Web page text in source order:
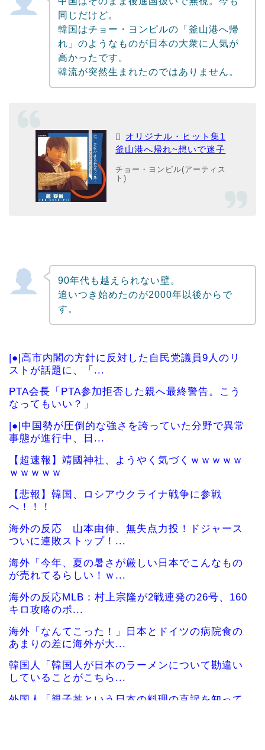
同じだけど。
韓国はチョー・ヨンピルの「釜山港へ帰
れ」のようなものが日本の大衆に人気が
高かったです。
韓流が突然生まれたのではありません。
オリジナル・ヒット集1
釜山港へ帰れ~想いで迷子
チョー・ヨンピル(アーティス
ト)
90年代も越えられない壁。
追いつき始めたのが2000年以後からで
す。
|●|高市内閣の方針に反対した自民党議員9人のリ
ストが話題に、「...
PTA会長「PTA参加拒否した親へ最終警告。こう
なってもいい？」
|●|中国勢が圧倒的な強さを誇っていた分野で異常
事態が進行中、日...
【超速報】靖國神社、ようやく気づくｗｗｗｗｗ
ｗｗｗｗｗ
【悲報】韓国、ロシアウクライナ戦争に参戦
へ！！！
海外の反応 山本由伸、無失点力投！ドジャース
ついに連敗ストップ！...
海外「今年、夏の暑さが厳しい日本でこんなもの
が売れてるらしい！ｗ...
海外の反応MLB：村上宗隆が2戦連発の26号、160
キロ攻略のポ...
海外「なんてこった！」日本とドイツの病院食の
あまりの差に海外が大...
韓国人「韓国人が日本のラーメンについて勘違い
していることがこちら...
外国人「親子丼という日本の料理の直訳を知って